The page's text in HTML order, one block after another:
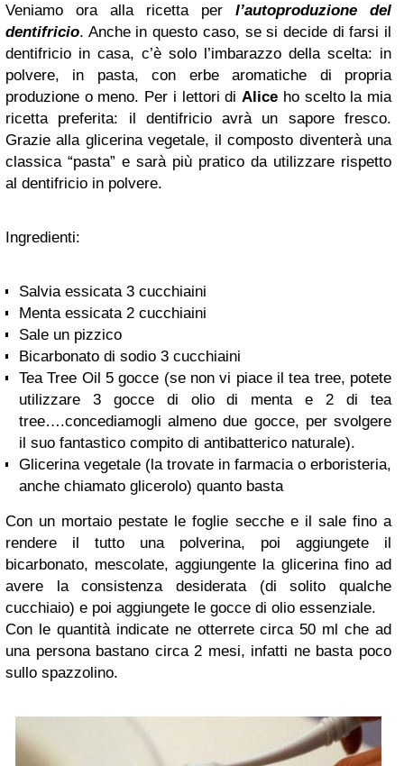
Veniamo ora alla ricetta per l’autoproduzione del
dentifricio. Anche in questo caso, se si decide di farsi il
dentifricio in casa, c’è solo l’imbarazzo della scelta: in
polvere, in pasta, con erbe aromatiche di propria
produzione o meno. Per i lettori di Alice ho scelto la mia
ricetta preferita: il dentifricio avrà un sapore fresco.
Grazie alla glicerina vegetale, il composto diventerà una
classica “pasta” e sarà più pratico da utilizzare rispetto
al dentifricio in polvere.
Ingredienti:
Salvia essicata 3 cucchiaini
Menta essicata 2 cucchiaini
Sale un pizzico
Bicarbonato di sodio 3 cucchiaini
Tea Tree Oil 5 gocce (se non vi piace il tea tree, potete
utilizzare 3 gocce di olio di menta e 2 di tea
tree….concediamogli almeno due gocce, per svolgere
il suo fantastico compito di antibatterico naturale).
Glicerina vegetale (la trovate in farmacia o erboristeria,
anche chiamato glicerolo) quanto basta
Con un mortaio pestate le foglie secche e il sale fino a
rendere il tutto una polverina, poi aggiungete il
bicarbonato, mescolate, aggiungente la glicerina fino ad
avere la consistenza desiderata (di solito qualche
cucchiaio) e poi aggiungete le gocce di olio essenziale.
Con le quantità indicate ne otterrete circa 50 ml che ad
una persona bastano circa 2 mesi, infatti ne basta poco
sullo spazzolino.